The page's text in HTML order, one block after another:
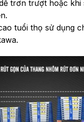
trơn trượt hoặc khi
tuổi thọ sử dụng